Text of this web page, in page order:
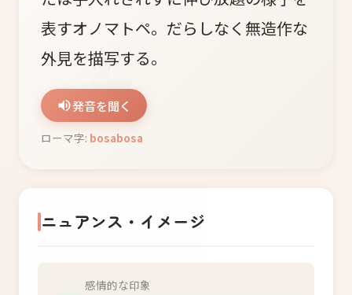
表すオノマトペ。だらしなく無造作な
外見を描写する。
発音を聞く
ローマ字: bosabosa
ニュアンス・イメージ
感情的な印象